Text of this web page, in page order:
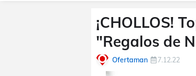
¡CHOLLOS!
"Regalos de
Ofertaman 7.12.22